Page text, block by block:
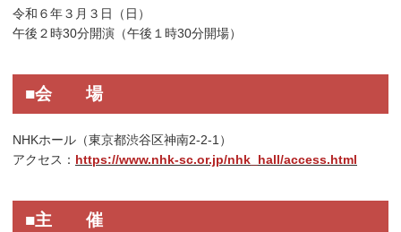
令和６年３月３日（日）
午後２時30分開演（午後１時30分開場）
■会 場
NHKホール（東京都渋谷区神南2-2-1）
アクセス： https://www.nhk-sc.or.jp/nhk_hall/access.html
■主 催